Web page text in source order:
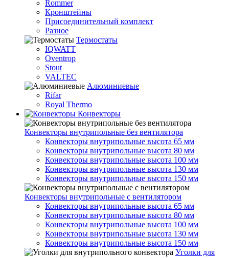
Rommer
Кронштейны
Присоединительный комплект
Разное
Термостаты
IQWATT
Oventrop
Stout
VALTEC
Алюминиевые
Rifar
Royal Thermo
Конвекторы
Конвекторы внутрипольные без вентилятора
Конвекторы внутрипольные высота 65 мм
Конвекторы внутрипольные высота 80 мм
Конвекторы внутрипольные высота 100 мм
Конвекторы внутрипольные высота 130 мм
Конвекторы внутрипольные высота 150 мм
Конвекторы внутрипольные с вентилятором
Конвекторы внутрипольные высота 65 мм
Конвекторы внутрипольные высота 80 мм
Конвекторы внутрипольные высота 100 мм
Конвекторы внутрипольные высота 130 мм
Конвекторы внутрипольные высота 150 мм
Уголки для